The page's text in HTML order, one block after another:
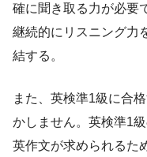
確に聞き取る力が必要
継続的にリスニング力
結する。
また、英検準1級に合
かしません。英検準1
英作文が求められるた